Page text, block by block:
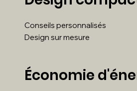
Conseils personnalisés
Design sur mesure
Économie